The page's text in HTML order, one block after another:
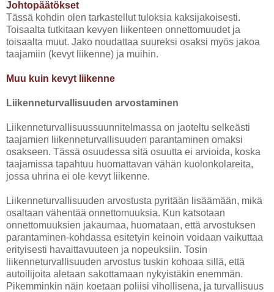
Johtopäätökset
Tässä kohdin olen tarkastellut tuloksia kaksijakoisesti.
Toisaalta tutkitaan kevyen liikenteen onnettomuudet ja
toisaalta muut. Jako noudattaa suureksi osaksi myös jakoa
taajamiin (kevyt liikenne) ja muihin.
Muu kuin kevyt liikenne
Liikenneturvallisuuden arvostaminen
Liikenneturvallisuussuunnitelmassa on jaoteltu selkeästi
taajamien liikenneturvallisuuden parantaminen omaksi
osakseen. Tässä osuudessa sitä osuutta ei arvioida, koska
taajamissa tapahtuu huomattavan vähän kuolonkolareita,
jossa uhrina ei ole kevyt liikenne.
Liikenneturvallisuuden arvostusta pyritään lisäämään, mikä
osaltaan vähentää onnettomuuksia. Kun katsotaan
onnettomuuksien jakaumaa, huomataan, että arvostuksen
parantaminen-kohdassa esitetyin keinoin voidaan vaikuttaa
erityisesti havaittavuuteen ja nopeuksiin. Tosin
liikenneturvallisuuden arvostus tuskin kohoaa sillä, että
autoilijoita aletaan sakottamaan nykyistäkin enemmän.
Pikemminkin näin koetaan poliisi vihollisena, ja turvallisuus